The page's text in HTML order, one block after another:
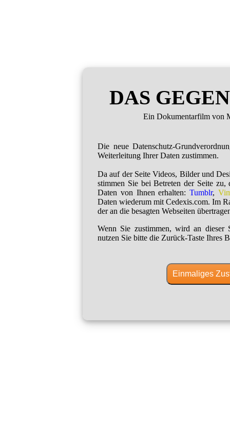
DAS
Ein Dokumentarfilm von
Die neue Datenschutz-
Weiterleitung Ihrer Daten zustimmen.
Da auf der Seite Videos, Bilder und
stimmen Sie bei Betreten der Seite zu,
Daten von Ihnen erhalten:Tumblr,
Daten wiederum mit Cedexis.com. Im
der an die besagten Webseiten
Wenn Sie zustimmen, wird an dieser
nutzen Sie bitte die Zurück-Taste Ihres
Einmaliges